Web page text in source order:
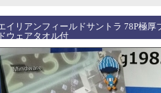
イリアンフィールドサントラ 78P極
ドウェアタオル付